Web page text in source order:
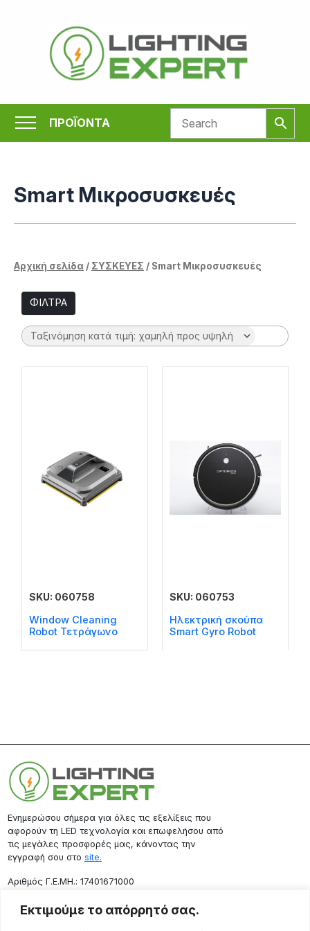
Εκτιμούμε το απόρρητό σας.
περιεχόμενο
ΠΡΟΪΟΝΤΑ
Smart Μικροσυσκευές
Αρχική σελίδα / ΣΥΣΚΕΥΕΣ / Smart Μικροσυσκευές
ΦΙΛΤΡΑ
SKU: 060758
Window Cleaning
Robot Τετράγωνο
SKU: 060753
Ηλεκτρική σκούπα
Smart Gyro Robot
Ενημερώσου σήμερα για όλες τις εξελίξεις που
αφορούν τη LED τεχνολογία και επωφελήσου από
τις μεγάλες προσφορές μας, κάνοντας την
εγγραφή σου στο site.
Aριθμός Γ.Ε.ΜΗ.: 17401671000
Επικοινωνία